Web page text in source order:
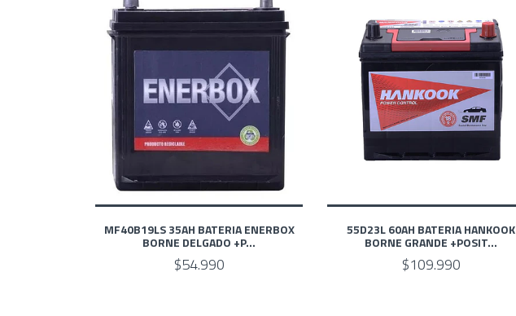
MF40B19LS 35AH BATERIA ENERBOX
BORNE DELGADO +P...
$54.990
55D23L 60AH BATERIA HANKOOK
BORNE GRANDE +POSIT...
$109.990